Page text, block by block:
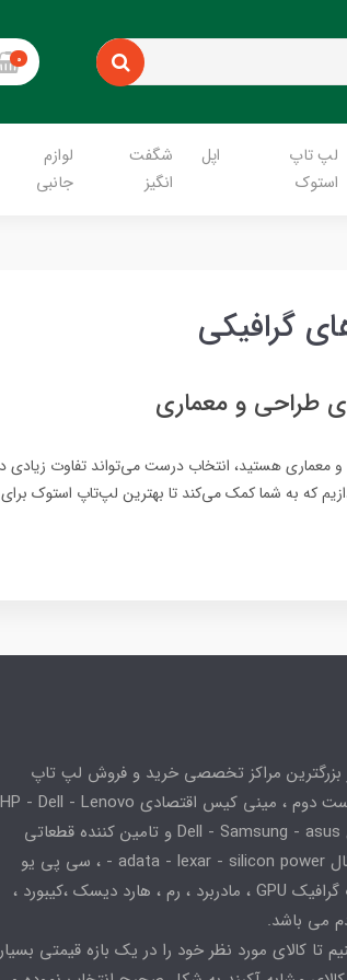
0
لپ تاپ
استوک
اپل
شگفت
انگیز
لوازم
جانبی
گرافیکی
طراحی و معماری
هستید، انتخاب درست می‌تواند تفاوت زیادی
که به شما کمک می‌کند تا بهترین لپ‌تاپ استوک
مراکز تخصصی خرید و فروش لپ تاپ
استوک و لپ تاپ دست دوم ، مینی کیس اقتصادی HP - Dell - Lenovo
، مانیتور های متنوع Dell - Samsung - asus و تامین کننده قطعاتی
همچون هارد اکسترنال adata - lexar - silicon power - ، سی پی یو
CPU پردازنده ، کارت گرافیک GPU ، مادربرد ، رم ، هارد دیسک ،کیبورد ،
می باشد.
تا کالای مورد نظر خود را در یک بازه قیمتی بسیار